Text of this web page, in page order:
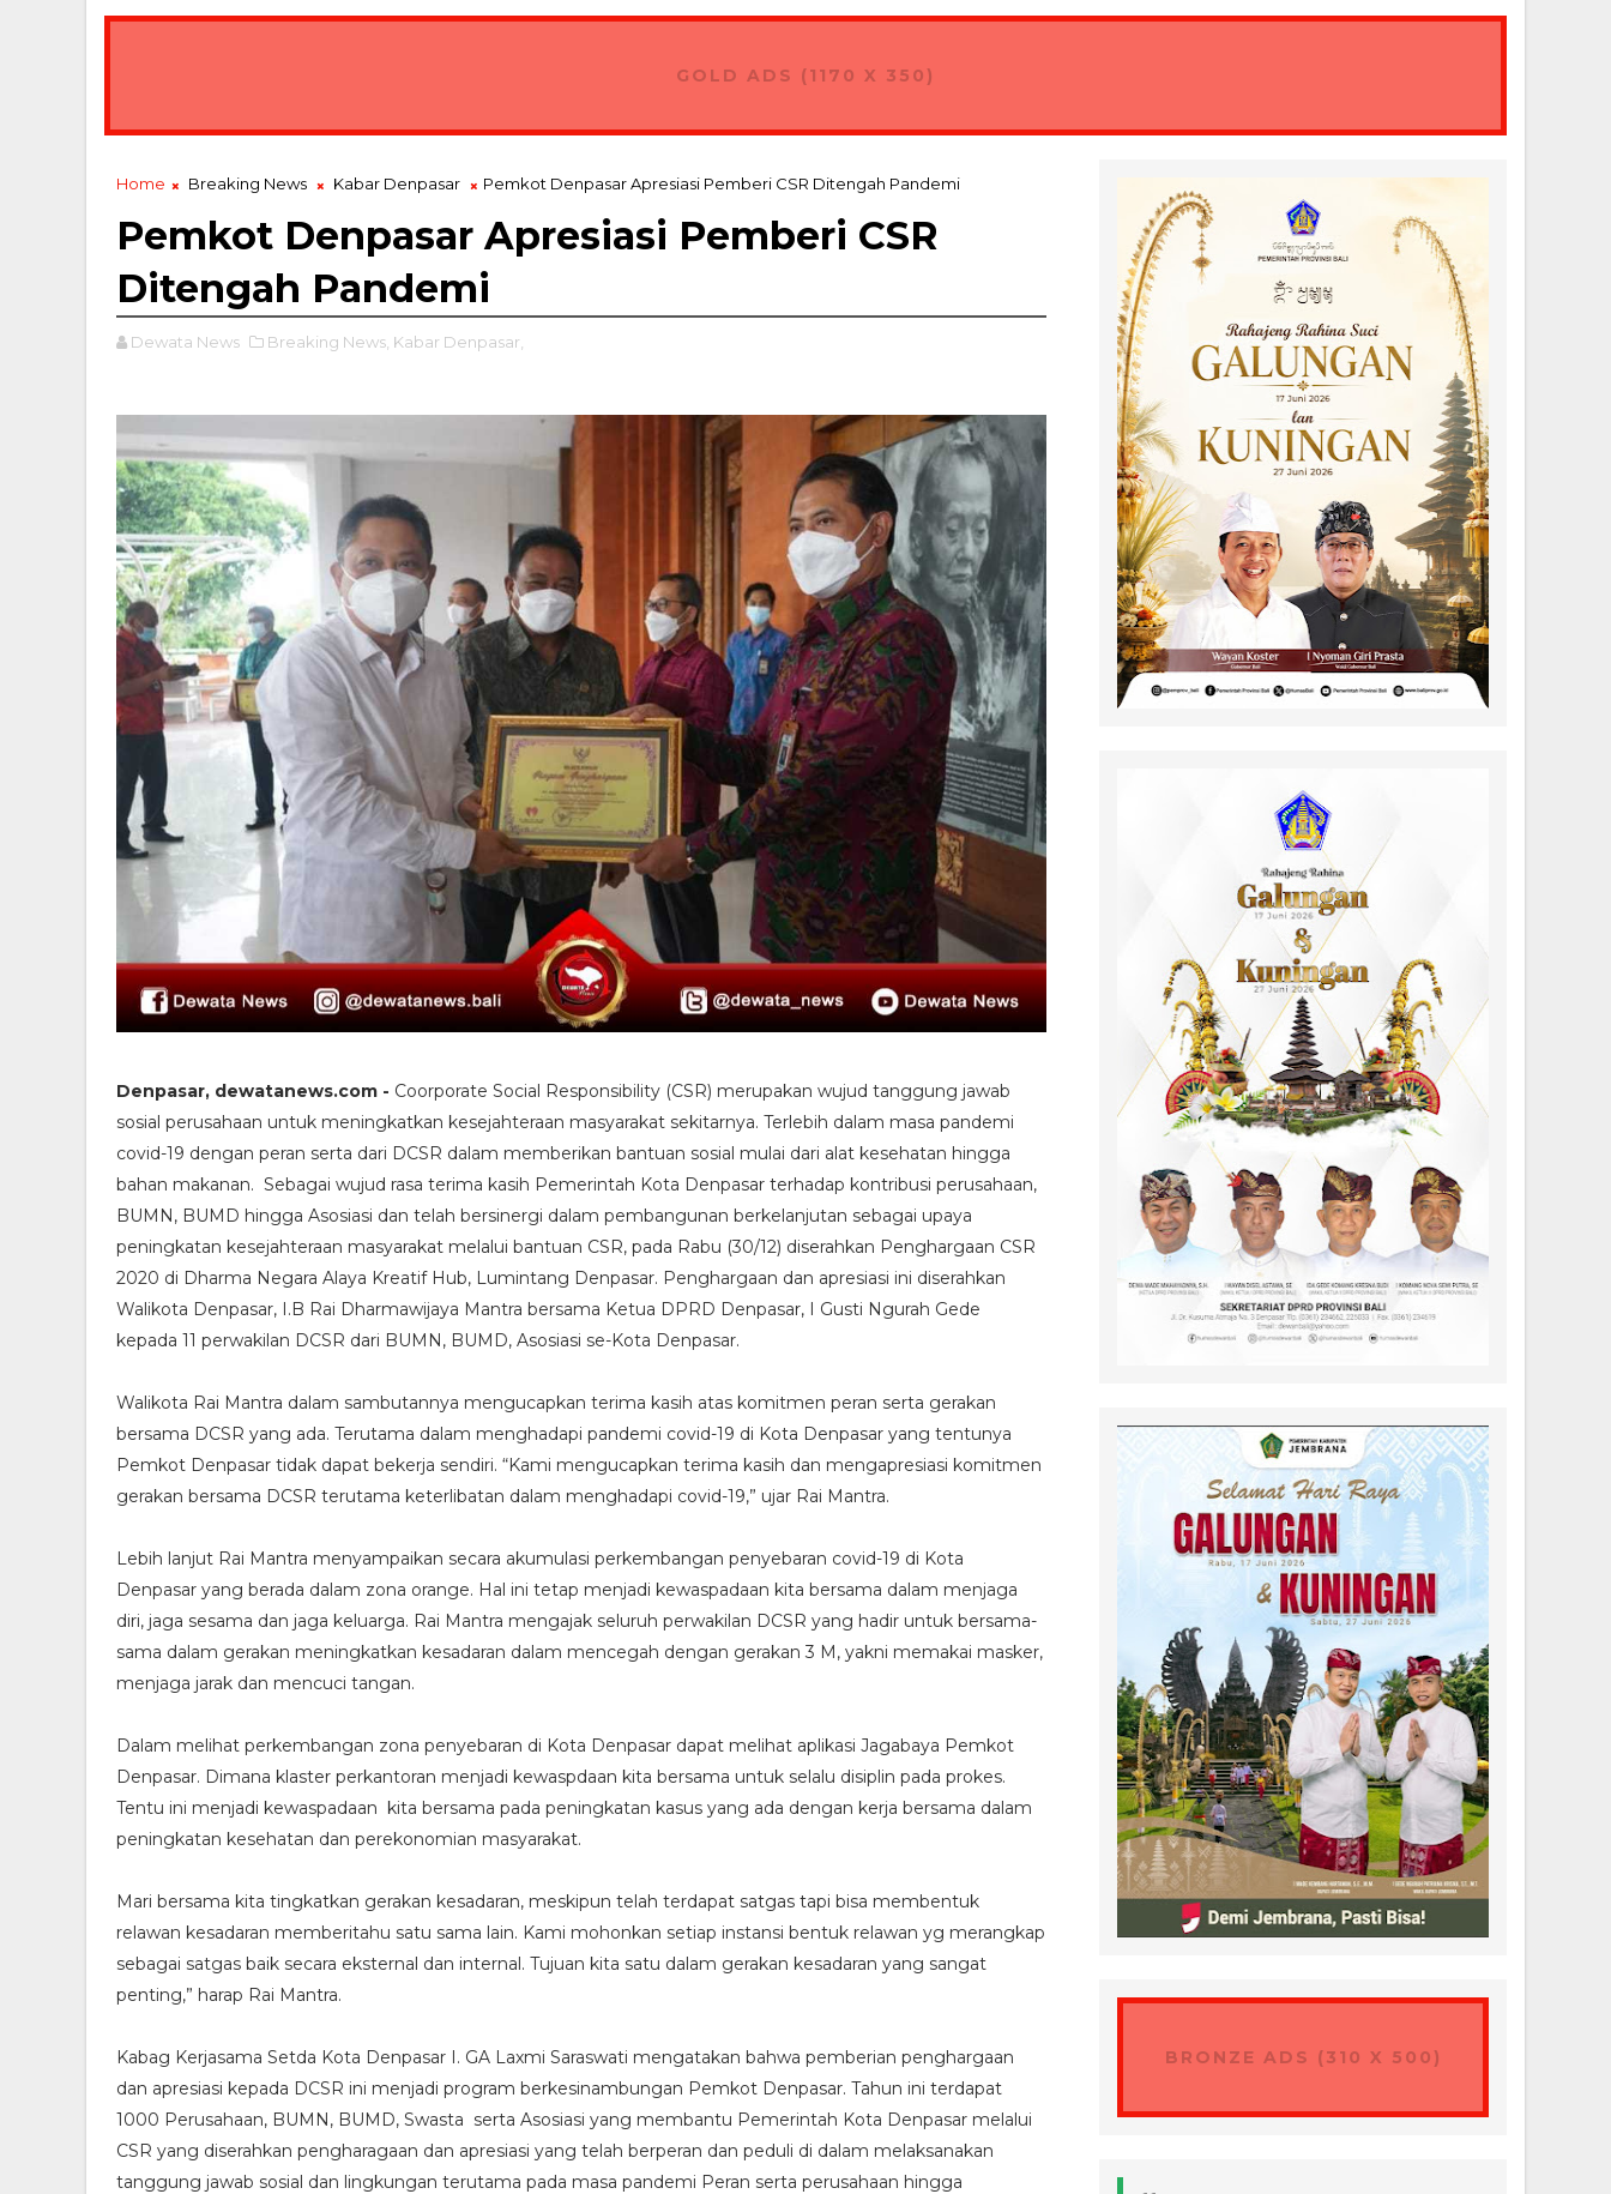
GOLD ADS (1170 X 350)
Home Breaking News Kabar Denpasar Pemkot Denpasar Apresiasi Pemberi CSR Ditengah Pandemi
Pemkot Denpasar Apresiasi Pemberi CSR
Ditengah Pandemi
Dewata News Breaking News, Kabar Denpasar,
Denpasar, dewatanews.com - Coorporate Social Responsibility (CSR) merupakan wujud tanggung jawab
sosial perusahaan untuk meningkatkan kesejahteraan masyarakat sekitarnya. Terlebih dalam masa pandemi
covid-19 dengan peran serta dari DCSR dalam memberikan bantuan sosial mulai dari alat kesehatan hingga
bahan makanan. Sebagai wujud rasa terima kasih Pemerintah Kota Denpasar terhadap kontribusi perusahaan,
BUMN, BUMD hingga Asosiasi dan telah bersinergi dalam pembangunan berkelanjutan sebagai upaya
peningkatan kesejahteraan masyarakat melalui bantuan CSR, pada Rabu (30/12) diserahkan Penghargaan CSR
2020 di Dharma Negara Alaya Kreatif Hub, Lumintang Denpasar. Penghargaan dan apresiasi ini diserahkan
Walikota Denpasar, I.B Rai Dharmawijaya Mantra bersama Ketua DPRD Denpasar, I Gusti Ngurah Gede
kepada 11 perwakilan DCSR dari BUMN, BUMD, Asosiasi se-Kota Denpasar.
Walikota Rai Mantra dalam sambutannya mengucapkan terima kasih atas komitmen peran serta gerakan
bersama DCSR yang ada. Terutama dalam menghadapi pandemi covid-19 di Kota Denpasar yang tentunya
Pemkot Denpasar tidak dapat bekerja sendiri. “Kami mengucapkan terima kasih dan mengapresiasi komitmen
gerakan bersama DCSR terutama keterlibatan dalam menghadapi covid-19,” ujar Rai Mantra.
Lebih lanjut Rai Mantra menyampaikan secara akumulasi perkembangan penyebaran covid-19 di Kota
Denpasar yang berada dalam zona orange. Hal ini tetap menjadi kewaspadaan kita bersama dalam menjaga
diri, jaga sesama dan jaga keluarga. Rai Mantra mengajak seluruh perwakilan DCSR yang hadir untuk bersama-
sama dalam gerakan meningkatkan kesadaran dalam mencegah dengan gerakan 3 M, yakni memakai masker,
menjaga jarak dan mencuci tangan.
Dalam melihat perkembangan zona penyebaran di Kota Denpasar dapat melihat aplikasi Jagabaya Pemkot
Denpasar. Dimana klaster perkantoran menjadi kewaspdaan kita bersama untuk selalu disiplin pada prokes.
Tentu ini menjadi kewaspadaan kita bersama pada peningkatan kasus yang ada dengan kerja bersama dalam
peningkatan kesehatan dan perekonomian masyarakat.
Mari bersama kita tingkatkan gerakan kesadaran, meskipun telah terdapat satgas tapi bisa membentuk
relawan kesadaran memberitahu satu sama lain. Kami mohonkan setiap instansi bentuk relawan yg merangkap
sebagai satgas baik secara eksternal dan internal. Tujuan kita satu dalam gerakan kesadaran yang sangat
penting,” harap Rai Mantra.
Kabag Kerjasama Setda Kota Denpasar I. GA Laxmi Saraswati mengatakan bahwa pemberian penghargaan
dan apresiasi kepada DCSR ini menjadi program berkesinambungan Pemkot Denpasar. Tahun ini terdapat
1000 Perusahaan, BUMN, BUMD, Swasta serta Asosiasi yang membantu Pemerintah Kota Denpasar melalui
CSR yang diserahkan pengharagaan dan apresiasi yang telah berperan dan peduli di dalam melaksanakan
tanggung jawab sosial dan lingkungan terutama pada masa pandemi Peran serta perusahaan hingga
BRONZE ADS (310 X 500)